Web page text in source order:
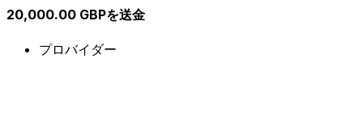
20,000.00 GBPを送金
プロバイダー